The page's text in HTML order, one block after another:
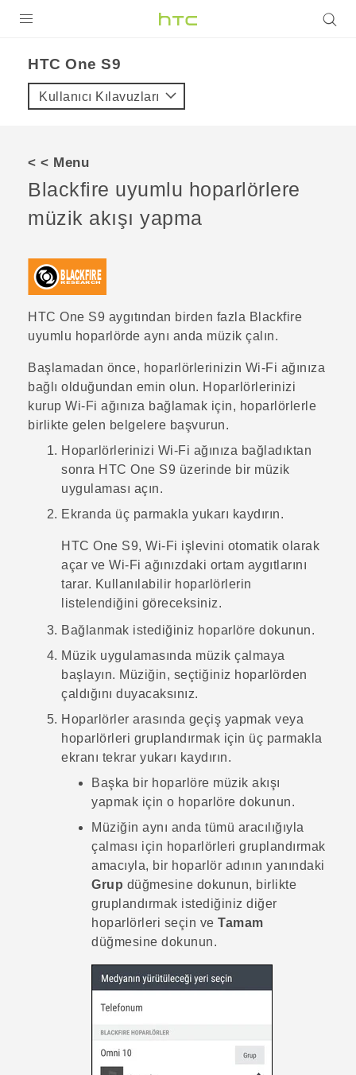
VIVE
VIVERSE
DESTEK
HTC One S9‎
Kullanıcı Kılavuzları
< < Menu
Blackfire uyumlu hoparlörlere
müzik akışı yapma
HTC One S9‍ aygıtından birden fazla Blackfire
uyumlu hoparlörde aynı anda müzik çalın.
Başlamadan önce, hoparlörlerinizin Wi‍-Fi ağınıza
bağlı olduğundan emin olun. Hoparlörlerinizi
kurup Wi‍-Fi ağınıza bağlamak için, hoparlörlerle
birlikte gelen belgelere başvurun.
Hoparlörlerinizi Wi‍-Fi ağınıza bağladıktan
sonra HTC One S9‍ üzerinde bir müzik
uygulaması açın.
Ekranda üç parmakla yukarı kaydırın.
HTC One S9‍, Wi‍-Fi işlevini otomatik olarak
açar ve Wi‍-Fi ağınızdaki ortam aygıtlarını
tarar. Kullanılabilir hoparlörlerin
listelendiğini göreceksiniz.
Bağlanmak istediğiniz hoparlöre dokunun.
Müzik uygulamasında müzik çalmaya
başlayın. Müziğin, seçtiğiniz hoparlörden
çaldığını duyacaksınız.
Hoparlörler arasında geçiş yapmak veya
hoparlörleri gruplandırmak için üç parmakla
ekranı tekrar yukarı kaydırın.
Başka bir hoparlöre müzik akışı
yapmak için o hoparlöre dokunun.
Müziğin aynı anda tümü aracılığıyla
çalması için hoparlörleri gruplandırmak
amacıyla, bir hoparlör adının yanındaki
Grup düğmesine dokunun, birlikte
gruplandırmak istediğiniz diğer
hoparlörleri seçin ve Tamam
düğmesine dokunun.